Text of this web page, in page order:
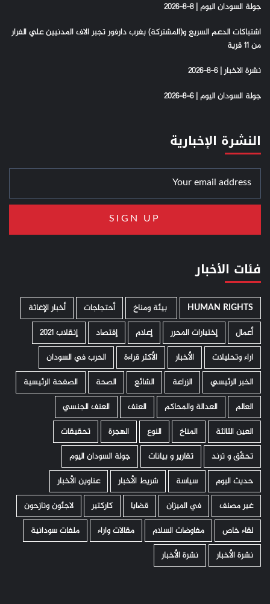
جولة السودان اليوم | 8-8-2026
اشتباكات الدعم السريع و(المشتركة) بغرب دارفور تجبر الاف المدنيين علي الفرار
من 11 قرية
نشرة الاخبار | 6-8-2026
جولة السودان اليوم | 6-8-2026
النشرة الإخبارية
فئات الأخبار
HUMAN RIGHTS ­ بيئة ومناخ أحتجاجات
أخبار الإغاثة
أعمال
إختيارات المحرر إعلام إقتصاد
إنقلاب 2021
اراء وتحليلات
الأخبار الأكثر قراءة
الحرب في السودان
الخبر الرئيسي
الزراعة الشائع الصحة
الصفحة الرئيسية
العالم
العدالة والمحاكم العنف
العنف الجنسي
العين الثالثة
المناخ النوع الهجرة
تحقيقات
تحقّق و ترند
تقارير و بيانات
جولة السودان اليوم
حديث اليوم
سياسة شريط الأخبار
عناوين الأخبار
غير مصنف
في الميزان قضايا كاركتير
لاجئون ونازحون
لقاء خاص
مفاوضات السلام مقالات واراء
ملفات سودانية
نشرة الأخبار
نشرة الأخبار